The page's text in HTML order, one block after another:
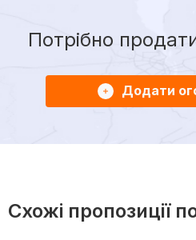
Потрібно
Додати
Схожі пропозиції